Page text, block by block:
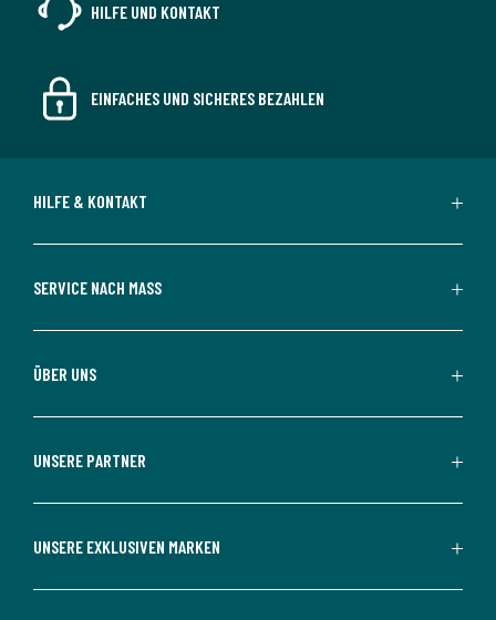
HILFE UND KONTAKT
EINFACHES UND SICHERES BEZAHLEN
HILFE & KONTAKT
SERVICE NACH MASS
ÜBER UNS
UNSERE PARTNER
UNSERE EXKLUSIVEN MARKEN